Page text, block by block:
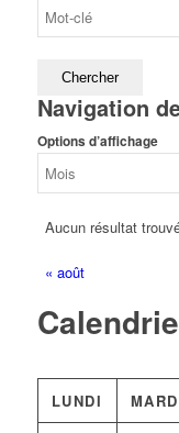
Navigation
Options d’affichage
Aucun résultat
« août
LUNDI